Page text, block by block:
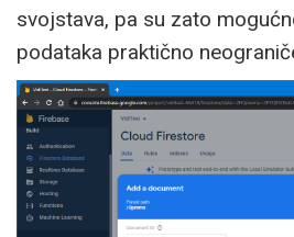
svojstava, pa su zato
podataka praktično